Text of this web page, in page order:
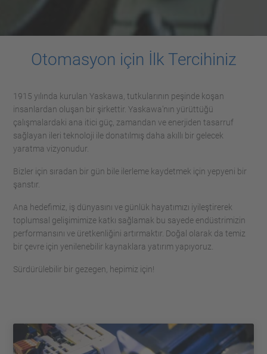
Otomasyon için İlk Tercihiniz
1915 yılında kurulan Yaskawa, tutkularının peşinde koşan
insanlardan oluşan bir şirkettir. Yaskawa’nın yürüttüğü
çalışmalardaki ana itici güç, zamandan ve enerjiden tasarruf
sağlayan ileri teknoloji ile donatılmış daha akıllı bir gelecek
yaratma vizyonudur.
Bizler için sıradan bir gün bile ilerleme kaydetmek için yepyeni bir
şanstır.
Ana hedefimiz, iş dünyasını ve günlük hayatımızı iyileştirerek
toplumsal gelişimimize katkı sağlamak bu sayede endüstrimizin
performansını ve üretkenliğini artırmaktır. Doğal olarak da temiz
bir çevre için yenilenebilir kaynaklara yatırım yapıyoruz.
Sürdürülebilir bir gezegen, hepimiz için!